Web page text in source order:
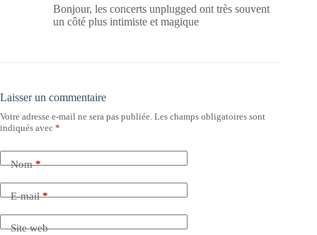
Bonjour, les concerts unplugged ont très souvent
un côté plus intimiste et magique
Laisser un commentaire
Votre adresse e-mail ne sera pas publiée. Les champs obligatoires sont
indiqués avec *
Nom*
E-mail*
Site web